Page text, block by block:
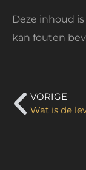
Deze inhoud
kan fouten
VORIGE